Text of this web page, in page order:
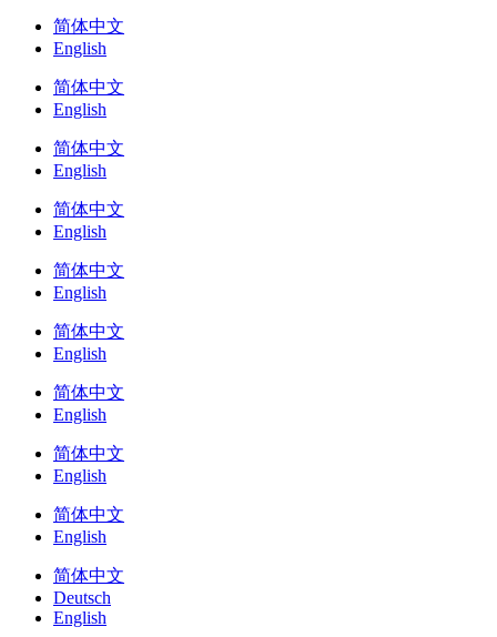
简体中文
English
简体中文
English
简体中文
English
简体中文
English
简体中文
English
简体中文
English
简体中文
English
简体中文
English
简体中文
English
简体中文
Deutsch
English